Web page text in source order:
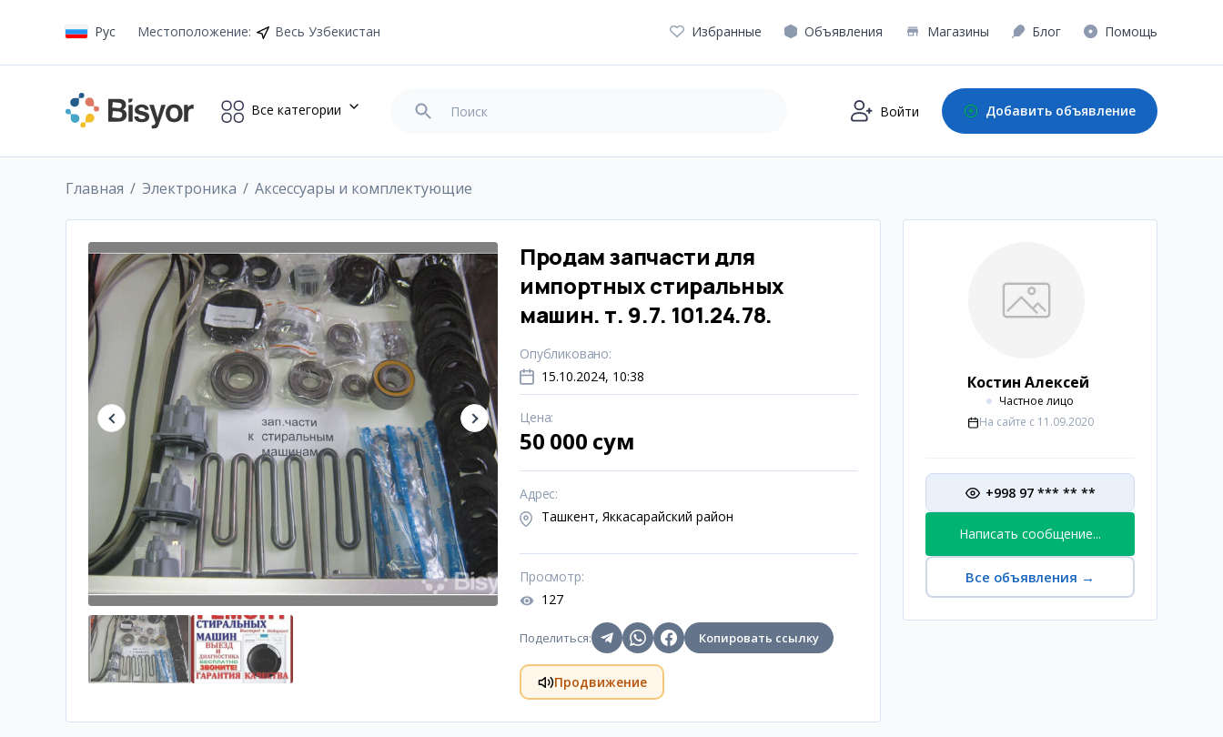
Рус Местоположение: Весь Узбекистан Избранные Объявления Магазины Блог Помощь
Все категории Войти Добавить объявление
Главная Электроника Аксессуары и комплектующие
Продам запчасти для
импортных стиральных
машин. т. 9.7. 101.24.78.
Опубликовано:
15.10.2024, 10:38
Цена:
50 000 сум
Адрес:
Ташкент, Яккасарайский район
Просмотр:
127
Поделиться: Копировать ссылку
Продвижение
Костин Алексей
Частное лицо
На сайте с 11.09.2020
+998 97 *** ** **
Написать сообщение...
Все объявления →